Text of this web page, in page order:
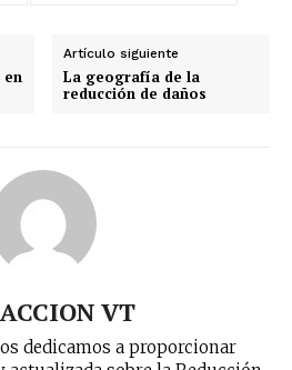
en
Artículo siguiente
La geografía de la
reducción de daños
VT
dedicamos a proporcionar